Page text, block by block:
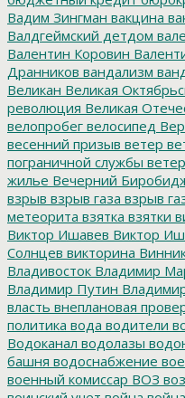
Вадим Зингман вакцина
Валдгеймский детдом
Валентин Коровин
Дранников вандализм
Великан Великая
революция Великая
велопробег велосипед
весенний призыв ветер
пограничной службы
жилье Вечерний
взрыв взрыв газа взрыв
метеорита взятка взятки
Виктор Ишавев Виктор
Солнцев викторина
Владивосток Владимир
Владимир Путин
власть внеплановая
политика вода водители
Водоканал водолазы
башня водоснабжение
военный комиссар ВОЗ